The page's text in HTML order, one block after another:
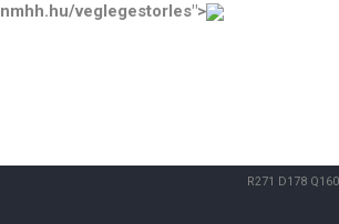
veglegestorles">
R271 D178 Q160